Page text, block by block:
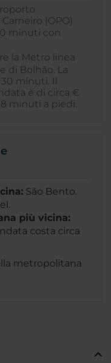
(OPO)
minuti con
la Metro linea
di Bolhão. La
minuti. Il
è di circa €
8 minuti a piedi.
São Bento.
più vicina:
costa circa
metropolitana